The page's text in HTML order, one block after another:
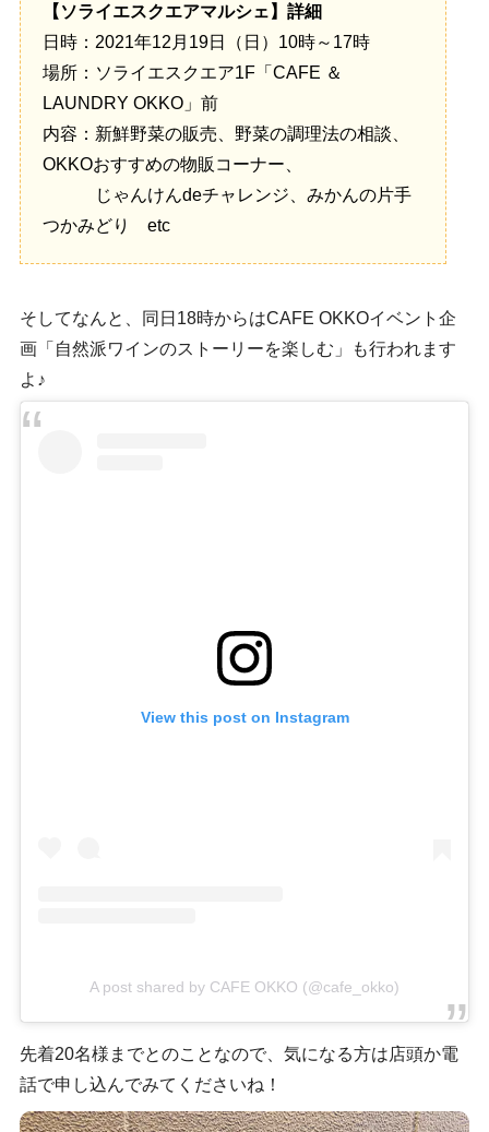
【ソライエスクエアマルシェ】詳細
日時：2021年12月19日（日）10時～17時
場所：ソライエスクエア1F「CAFE ＆
LAUNDRY OKKO」前
内容：新鮮野菜の販売、野菜の調理法の相談、
OKKOおすすめの物販コーナー、
じゃんけんdeチャレンジ、みかんの片手
つかみどり etc
そしてなんと、同日18時からはCAFE OKKOイベント企
画「自然派ワインのストーリーを楽しむ」も行われます
よ♪
View this post on Instagram
A post shared by CAFE OKKO (@cafe_okko)
先着20名様までとのことなので、気になる方は店頭か電
話で申し込んでみてくださいね！